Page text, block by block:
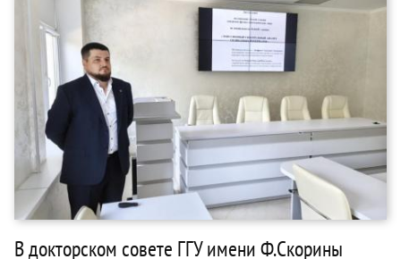
В докторском совете ГГУ имени Ф.Скорины